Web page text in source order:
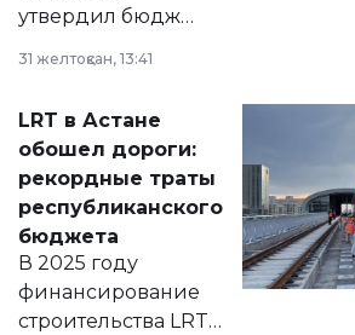
утвердил бюджет
2028 годы.
документ
появился в базе
нормативных
правовых актов и
на сайте маслихат
города.
31 желтоқсан, 13:41
LRT в Астане
обошел дороги:
рекордные траты
республиканского
бюджета
В 2025 году
финансирование
строительства LRT